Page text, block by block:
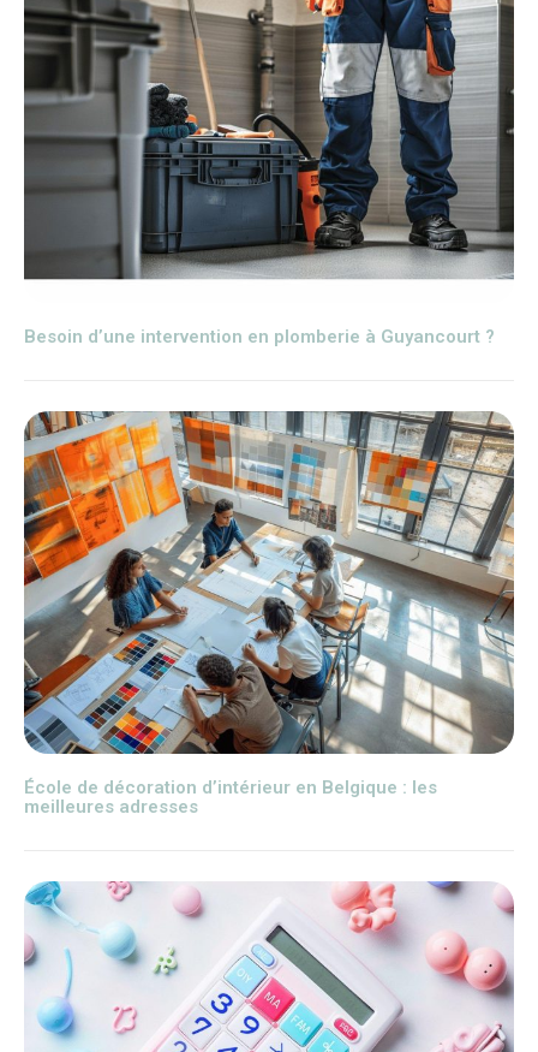
Besoin d’une intervention en plomberie à Guyancourt ?
École de décoration d’intérieur en Belgique : les
meilleures adresses